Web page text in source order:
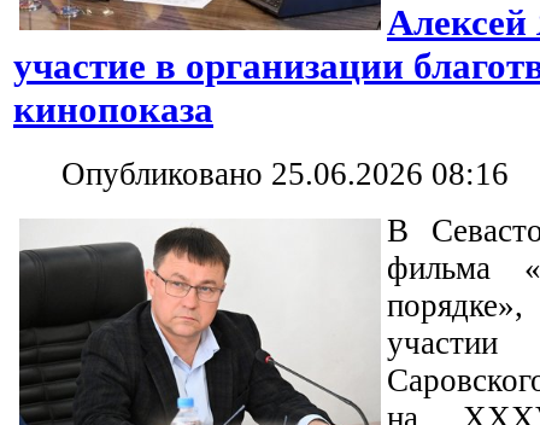
Алексей
участие в организации
кинопоказа
Опубликовано 25.06.2026 08:16
В
фильма